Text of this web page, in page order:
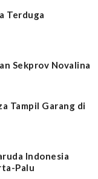
Terduga
Sekprov Novalina
Tampil Garang di
Indonesia
Palu